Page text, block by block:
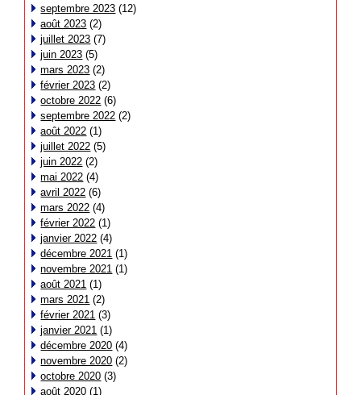
septembre 2023 (12)
août 2023 (2)
juillet 2023 (7)
juin 2023 (5)
mars 2023 (2)
février 2023 (2)
octobre 2022 (6)
septembre 2022 (2)
août 2022 (1)
juillet 2022 (5)
juin 2022 (2)
mai 2022 (4)
avril 2022 (6)
mars 2022 (4)
février 2022 (1)
janvier 2022 (4)
décembre 2021 (1)
novembre 2021 (1)
août 2021 (1)
mars 2021 (2)
février 2021 (3)
janvier 2021 (1)
décembre 2020 (4)
novembre 2020 (2)
octobre 2020 (3)
août 2020 (1)